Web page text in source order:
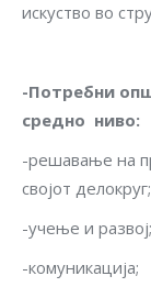
искуство во
-Потребни
средно ниво:
-решавање на
својот делокруг;
-учење и развој;
-комуникација;